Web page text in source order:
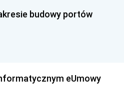
budowy portów
eUmowy